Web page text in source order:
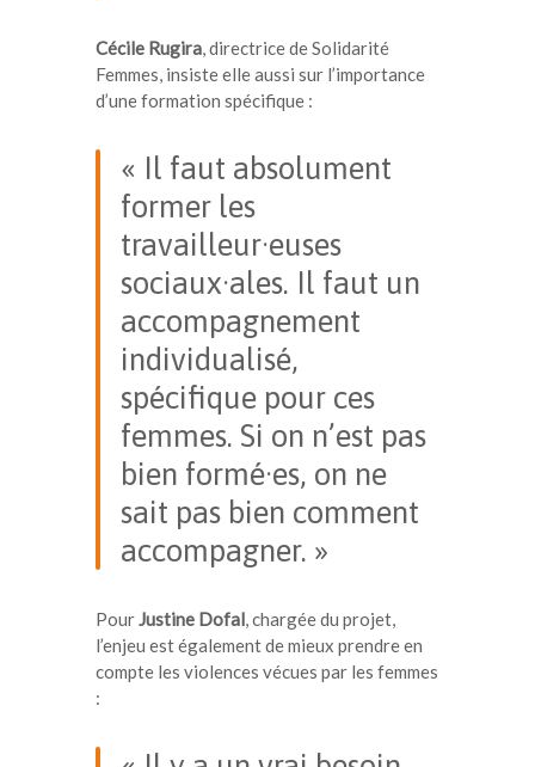
Cécile Rugira, directrice de Solidarité
Femmes, insiste elle aussi sur l’importance
d’une formation spécifique :
« Il faut absolument
former les
travailleur·euses
sociaux·ales. Il faut un
accompagnement
individualisé,
spécifique pour ces
femmes. Si on n’est pas
bien formé·es, on ne
sait pas bien comment
accompagner. »
PourJustine Dofal, chargée du projet,
l’enjeu est également de mieux prendre en
compte les violences vécues par les femmes
: